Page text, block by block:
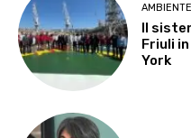
AMBIENTE
Il
Friuli
York